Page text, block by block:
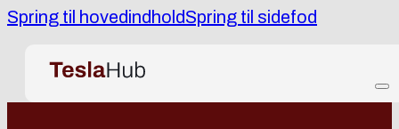
Spring til hovedindholdSpring til sidefod